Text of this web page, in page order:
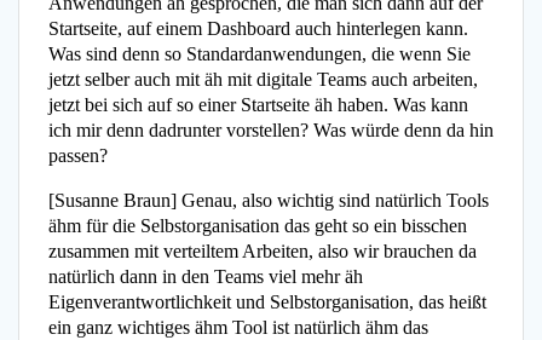
Startseite, auf einem Dashboard auch hinterlegen kann.
Was sind denn so Standardanwendungen, die wenn Sie
jetzt selber auch mit äh mit digitale Teams auch arbeiten,
jetzt bei sich auf so einer Startseite äh haben. Was kann
ich mir denn dadrunter vorstellen? Was würde denn da hin
passen?
[Susanne Braun] Genau, also wichtig sind natürlich Tools
ähm für die Selbstorganisation das geht so ein bisschen
zusammen mit verteiltem Arbeiten, also wir brauchen da
natürlich dann in den Teams viel mehr äh
Eigenverantwortlichkeit und Selbstorganisation, das heißt
ein ganz wichtiges ähm Tool ist natürlich ähm das